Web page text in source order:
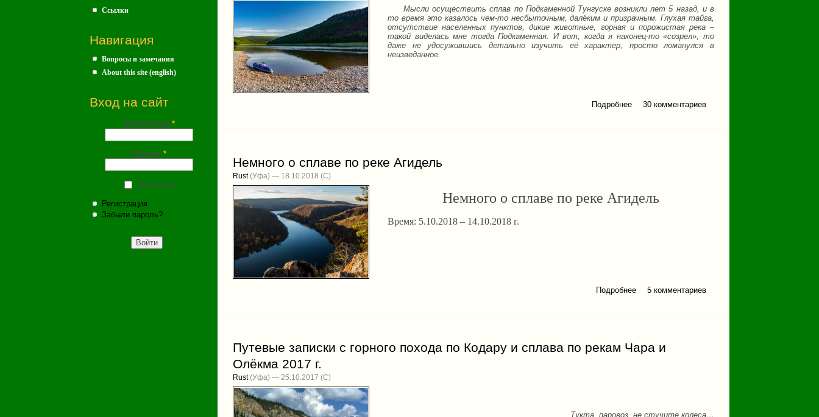
Ссылки
Навигация
Вопросы и замечания
About this site (english)
Вход на сайт
Имя (почта) *
Пароль *
Запомнить
Регистрация
Забыли пароль?
Мысли осуществить сплав по Подкаменной Тунгуске возникли лет 5 назад, и в
то время это казалось чем-то несбыточным, далёким и призрачным. Глухая тайга,
отсутствие населенных пунктов, дикие животные, горная и порожистая река –
такой виделась мне тогда Подкаменная. И вот, когда я наконец-то «созрел», то
даже не удосужившись детально изучить её характер, просто ломанулся в
неизведанное.
Подробнее
о Подкаменная Тунгуска
30 комментариев
Немного о сплаве по реке Агидель
Rust(Уфа) — 18.10.2018
Немного о сплаве по реке Агидель
Время: 5.10.2018 – 14.10.2018 г.
Подробнее
о Немного о сплаве по
5 комментариев
Путевые записки с горного похода по Кодару и сплава по рекам Чара и
Олёкма 2017 г.
Rust(Уфа) — 25.10.2017
Тукта, паровоз, не стучите колеса…